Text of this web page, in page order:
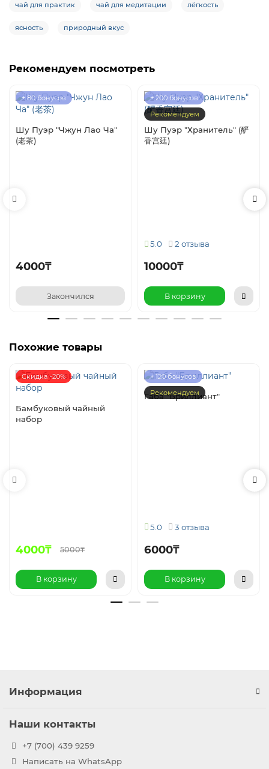
чай для практик чай для медитации лёгкость
ясность природный вкус
Рекомендуем посмотреть
+ 80 бонусов
Шу Пуэр "Чжун Лао Ча"
(老茶)
4000₸
Закончился
+ 200 бонусов
Рекомендуем
Шу Пуэр "Хранитель" (酽
香宫廷)
5.0 2 отзыва
10000₸
В корзину
Похожие товары
Скидка -20%
Бамбуковый чайный
набор
4000₸ 5000₸
В корзину
+ 120 бонусов
Рекомендуем
Габа "Бриллиант"
5.0 3 отзыва
6000₸
В корзину
Информация
Наши контакты
+7 (700) 439 9259
Написать на WhatsApp